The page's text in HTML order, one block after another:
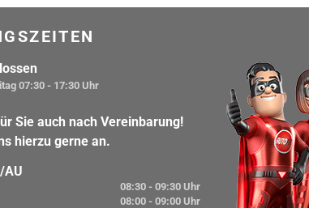
07:30 - 17:30 Uhr
Sie auch nach Vereinbarung!
hierzu gerne an.
AU
08:30 - 09:30 Uhr
08:00 - 09:00 Uhr